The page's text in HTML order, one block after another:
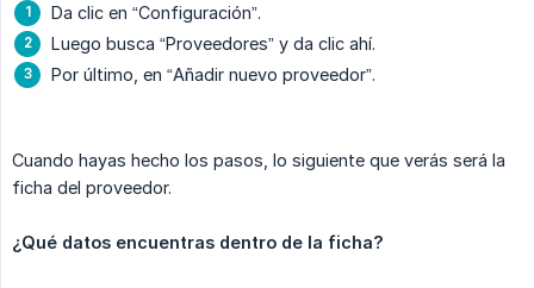
Da clic en “Configuración”.
Luego busca “Proveedores” y da clic ahí.
Por último, en “Añadir nuevo proveedor”.
Cuando hayas hecho los pasos, lo siguiente que verás será la
ficha del proveedor.
¿Qué datos encuentras dentro de la ficha?